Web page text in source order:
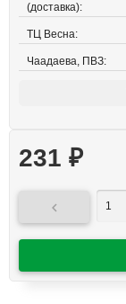
(доставка):
ТЦ Весна:
Чаадаева, ПВЗ:
231 ₽
